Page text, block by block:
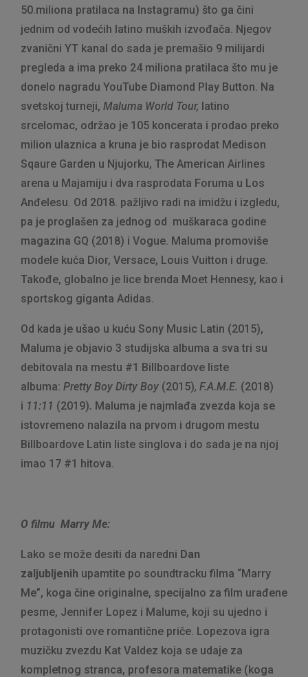
50.miliona pratilaca na Instagramu) što ga čini
jednim od vodećih latino muških izvođača. Njegov
zvanični YT kanal do sada je premašio 9 milijardi
pregleda a ima preko 24 miliona pratilaca što mu je
donelo nagradu YouTube Diamond Play Button. Na
svetskoj turneji, Maluma World Tour, latino
srcelomac, održao je 105 koncerata i prodao preko
milion ulaznica a kruna je bio rasprodat Medison
Sqaure Garden u Njujorku, The American Airlines
arena u Majamiju i dva rasprodata Foruma u Los
Anđelesu. Od 2018. pažljivo radi na imidžu i izgledu,
pa je proglašen za jednog od muškaraca godine
magazina GQ (2018) i Vogue. Maluma promoviše
modele kuća Dior, Versace, Louis Vuitton i druge.
Takođe, globalno je lice brenda Moet Hennesy, kao i
sportskog giganta Adidas.
Od kada je ušao u kuću Sony Music Latin (2015),
Maluma je objavio 3 studijska albuma a sva tri su
debitovala na mestu #1 Billboardove liste
albuma: Pretty Boy Dirty Boy (2015), F.A.M.E. (2018)
i 11:11 (2019). Maluma je najmlađa zvezda koja se
istovremeno nalazila na prvom i drugom mestu
Billboardove Latin liste singlova i do sada je na njoj
imao 17 #1 hitova.
O filmu Marry Me:
Lako se može desiti da naredni Dan
zaljubljenih upamtite po soundtracku filma “Marry
Me”, koga čine originalne, specijalno za film urađene
pesme, Jennifer Lopez i Malume, koji su ujedno i
protagonisti ove romantične priče. Lopezova igra
muzičku zvezdu Kat Valdez koja se udaje za
kompletnog stranca, profesora matematike (koga